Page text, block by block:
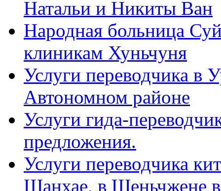
Натальи и Никиты Ван
Народная больница
клиникам Хуньчуня
Услуги переводчика в
Автономном районе
Услуги гида-
предложения.
Услуги переводчика
Шанхае, в Шеньчжене